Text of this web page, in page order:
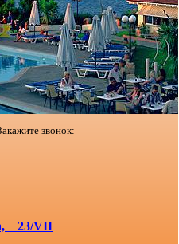
звонок:
23/VII